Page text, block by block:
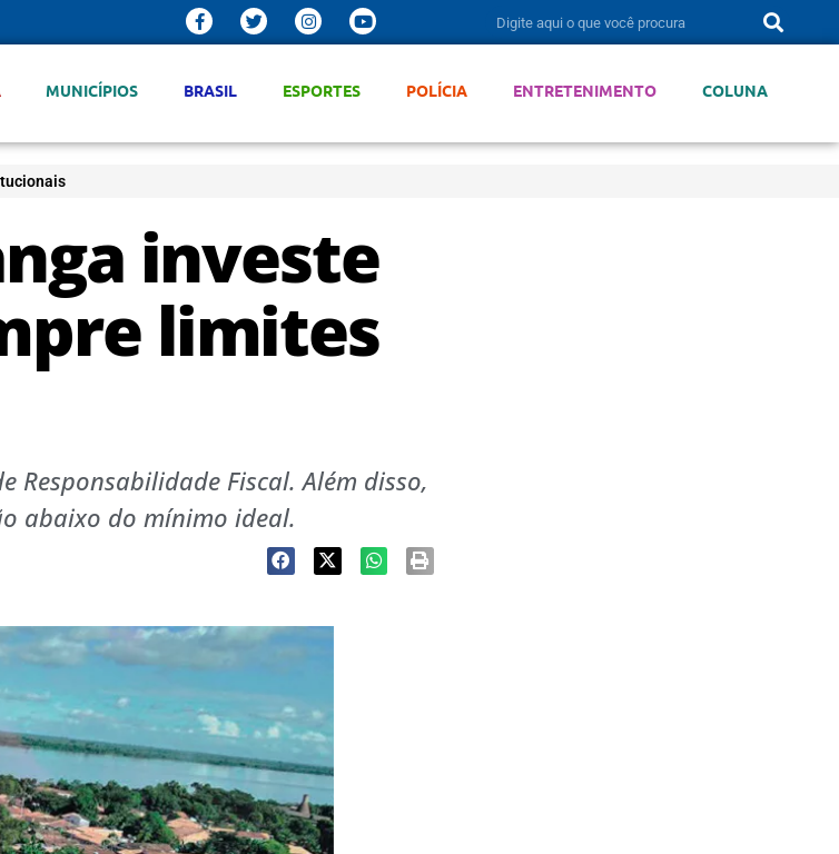
MUNICÍPIOS BRASIL ESPORTES POLÍCIA ENTRETENIMENTO COLUNA
investe
limites
Responsabilidade Fiscal. Além disso,
abaixo do mínimo ideal.